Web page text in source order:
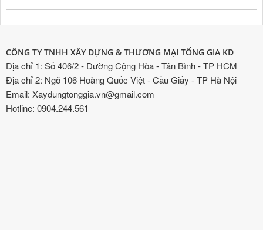
CÔNG TY TNHH XÂY DỰNG & THƯƠNG MẠI TỐNG GIA KD
Địa chỉ 1: Số 406/2 - Đường Cộng Hòa - Tân Bình - TP HCM
Địa chỉ 2: Ngõ 106 Hoàng Quốc Việt - Cầu Giấy - TP Hà Nội
Email: Xaydungtonggia.vn@gmail.com
Hotline: 0904.244.561